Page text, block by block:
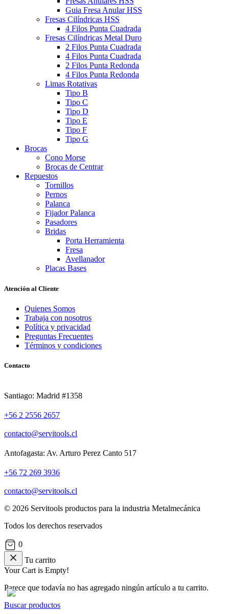
Guia Fresa Anular HSS
Fresas Cilíndricas HSS
4 Filos Punta Cuadrada
Fresas Cilíndricas Metal Duro
2 Filos Punta Cuadrada
4 Filos Punta Cuadrada
2 Filos Punta Redonda
4 Filos Punta Redonda
Limas Rotativas
Tipo B
Tipo C
Tipo D
Tipo E
Tipo F
Tipo G
Brocas
Cono Morse
Brocas de Centrar
Repuestos
Tornillos
Pernos
Palanca
Fijador Palanca
Pasadores
Bridas
Porta Herramienta
Fresa
Avellanador
Placas Bases
Atención al Cliente
Quienes Somos
Trabaja con nosotros
Política y privacidad
Preguntas Frecuentes
Términos y condiciones
Contacto
Santiago: Madrid #1358
+56 2 2556 2657
contacto@servitools.cl
Antofagasta: Av. Arturo Perez Canto 517
+56 72 269 3936
contacto@servitools.cl
© 2026 Servitools productos para la industria Metalmecánica
Todos los derechos reservados
0
Tu carrito
Your Cart is Empty!
Parece que todavía no has agregado ningún artículo a tu carrito.
Buscar productos